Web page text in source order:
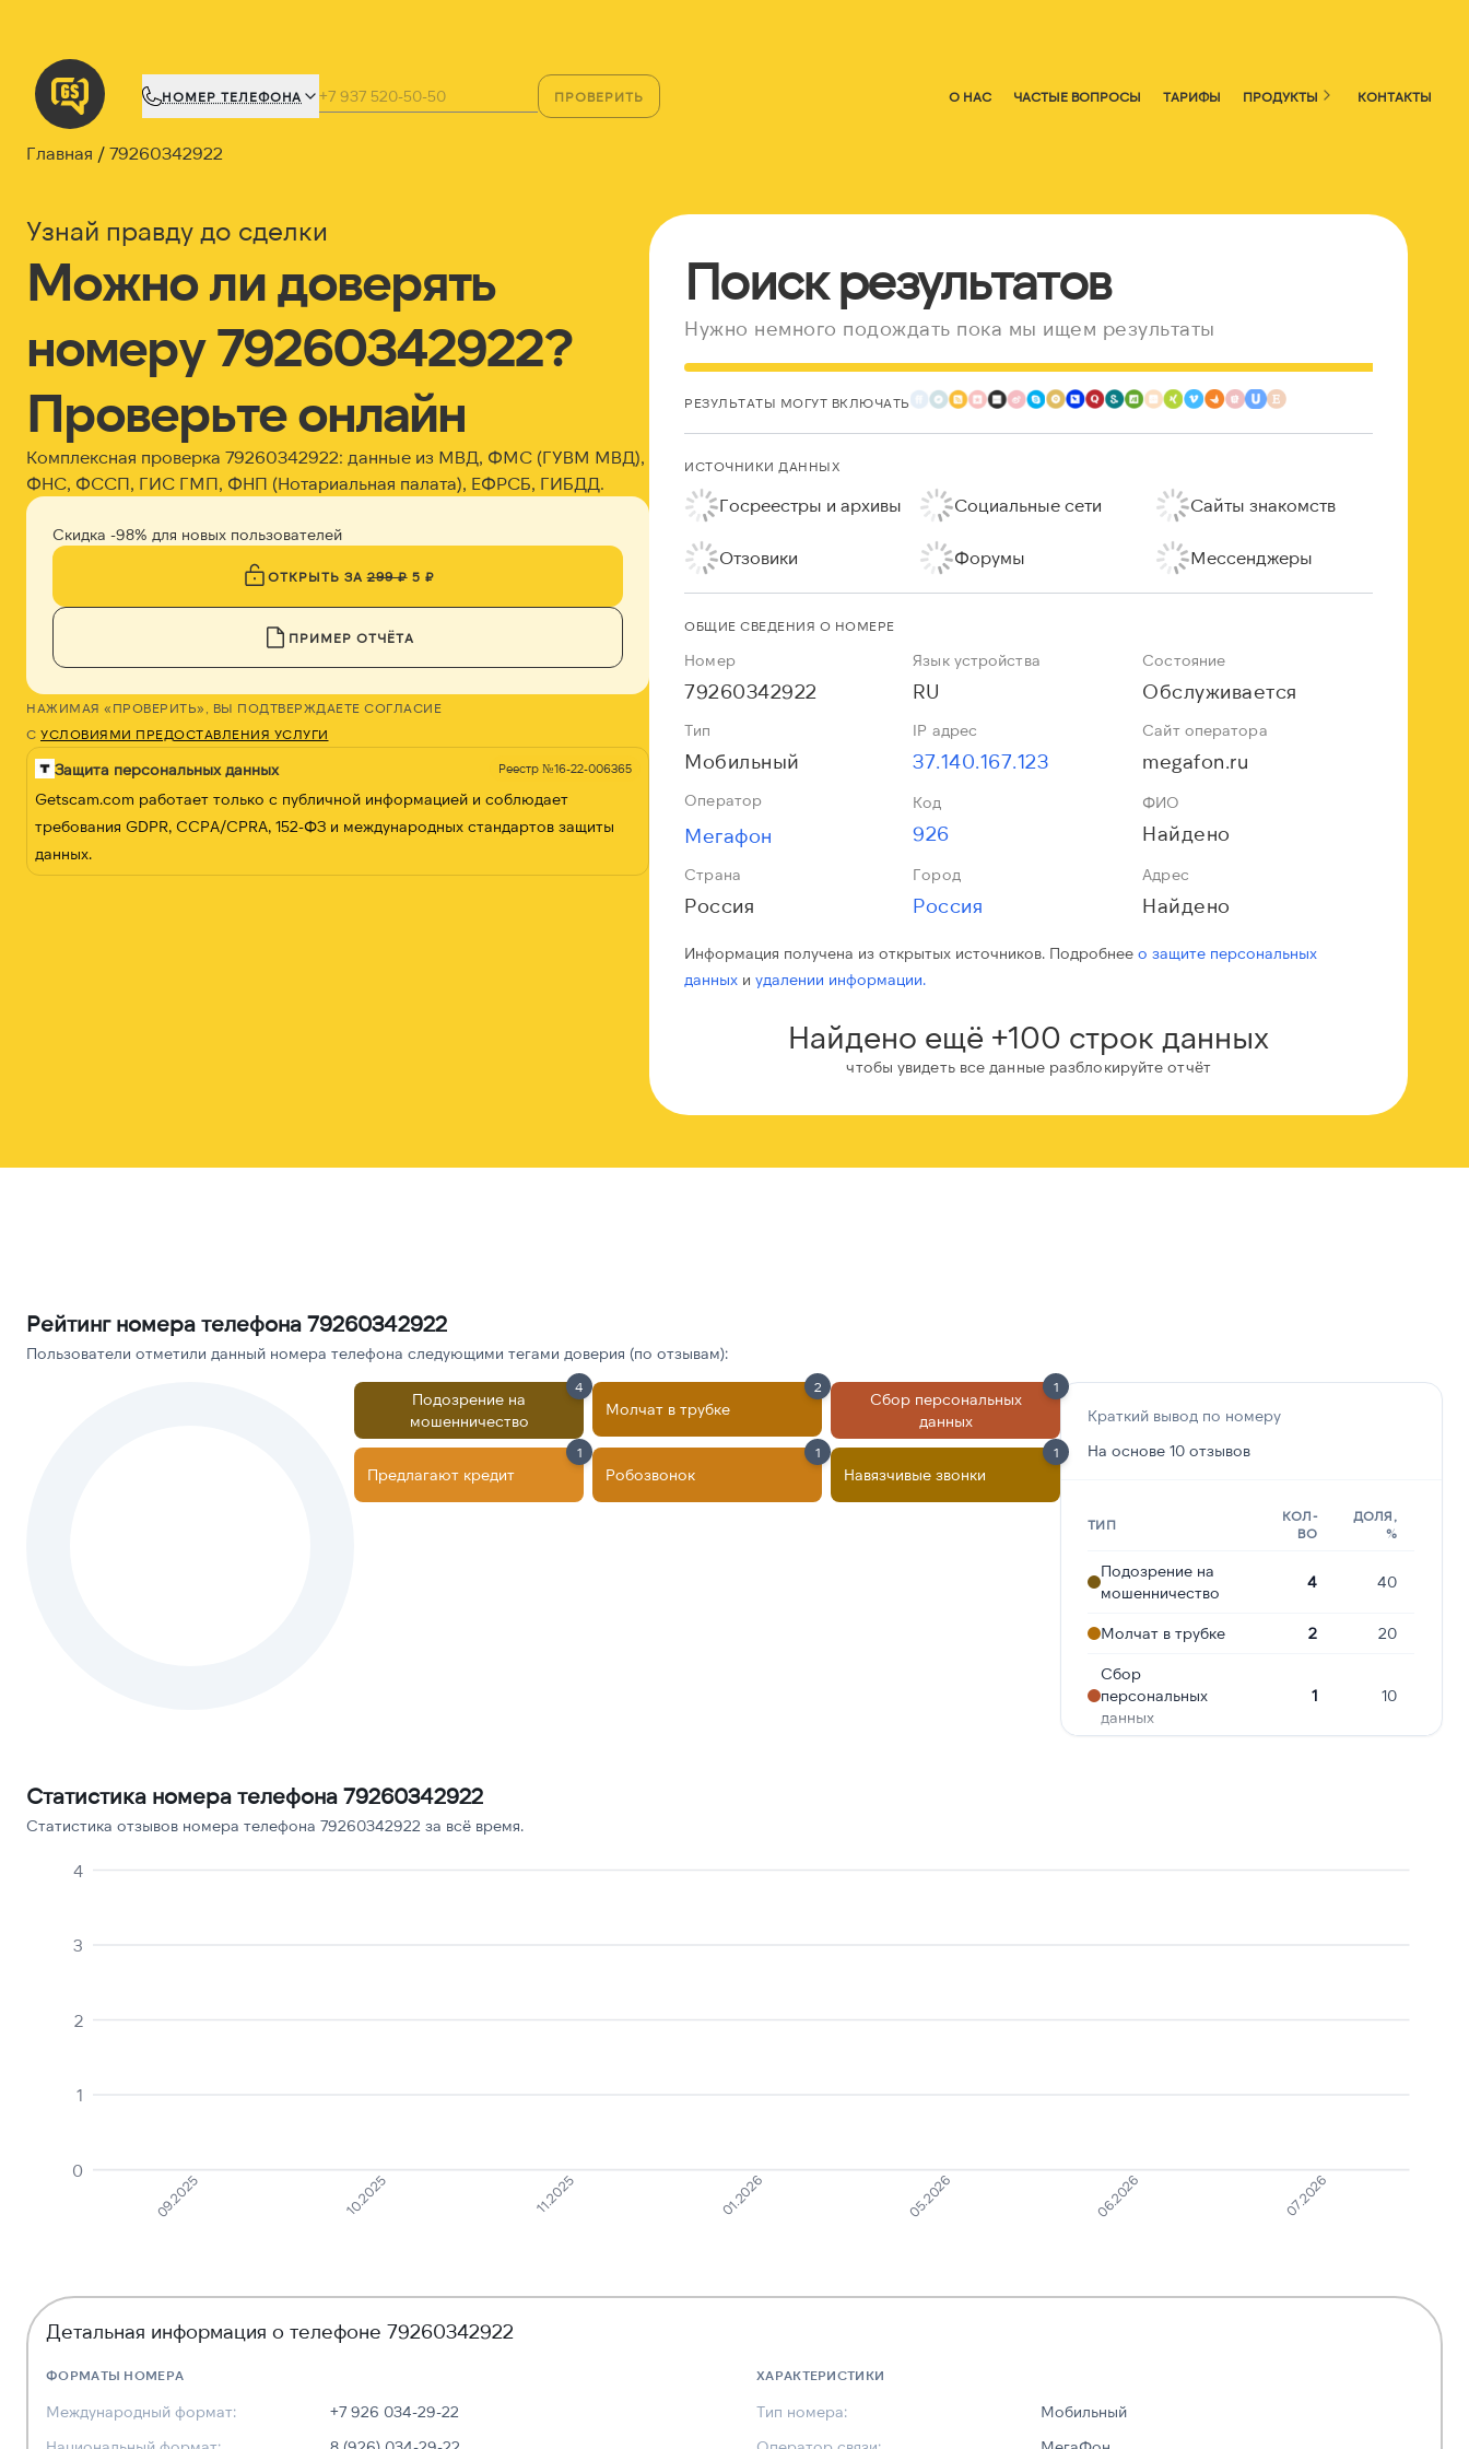
НОМЕР ТЕЛЕФОНА ПРОВЕРИТЬ О НАС ЧАСТЫЕ ВОПРОСЫ ТАРИФЫ ПРОДУКТЫ КОНТАКТЫ
Главная 79260342922
Узнай правду до сделки
Можно ли доверять
номеру 79260342922?
Проверьте онлайн
Комплексная проверка 79260342922: данные из МВД, ФМС (ГУВМ МВД),
ФНС, ФССП, ГИС ГМП, ФНП (Нотариальная палата), ЕФРСБ, ГИБДД.
Скидка -98% для новых пользователей
ОТКРЫТЬ ЗА299 ₽5 ₽
ПРИМЕР ОТЧЁТА
НАЖИМАЯ «ПРОВЕРИТЬ», ВЫ ПОДТВЕРЖДАЕТЕ СОГЛАСИЕ
С УСЛОВИЯМИ ПРЕДОСТАВЛЕНИЯ УСЛУГИ
Защита персональных данных Реестр №16-22-006365
Getscam.com работает только с публичной информацией и соблюдает
требования GDPR, CCPA/CPRA, 152-ФЗ и международных стандартов защиты
данных.
Поиск результатов
Нужно немного подождать пока мы ищем результаты
РЕЗУЛЬТАТЫ МОГУТ ВКЛЮЧАТЬ
ИСТОЧНИКИ ДАННЫХ
Госреестры и архивы Социальные сети Сайты знакомств
Отзовики Форумы Мессенджеры
ОБЩИЕ СВЕДЕНИЯ О НОМЕРЕ
Номер
79260342922
Язык устройства
RU
Состояние
Обслуживается
Тип
Мобильный
IP адрес
37.140.167.123
Сайт оператора
megafon.ru
Оператор
Мегафон
Код
926
ФИО
Найдено
Страна
Россия
Город
Россия
Адрес
Найдено
Информация получена из открытых источников. Подробнеео защите персональных
данных иудалении информации.
Найдено ещё +100 строк данных
чтобы увидеть все данные разблокируйте отчёт
Рейтинг номера телефона 79260342922
Пользователи отметили данный номера телефона следующими тегами доверия (по отзывам):
Подозрение на
мошенничество
4
Молчат в трубке
2
Сбор персональных
данных
1
Предлагают кредит
1
Робозвонок
1
Навязчивые звонки
1
Краткий вывод по номеру
На основе 10 отзывов
ТИП
КОЛ-
ВО
ДОЛЯ,
%
Подозрение на
мошенничество
4 40
Молчат в трубке 2 20
Сбор
персональных
данных
1 10
Статистика номера телефона 79260342922
Статистика отзывов номера телефона 79260342922 за всё время.
0
1
2
3
4
09.2025 10.2025 11.2025 01.2026 05.2026 06.2026 07.2026
Детальная информация о телефоне 79260342922
ФОРМАТЫ НОМЕРА
Международный формат:
+7 926 034-29-22
ХАРАКТЕРИСТИКИ
Тип номера:
Мобильный